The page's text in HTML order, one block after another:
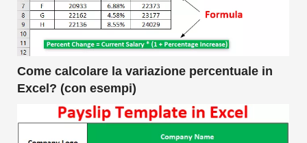
Come calcolare la variazione percentuale in
Excel? (con esempi)